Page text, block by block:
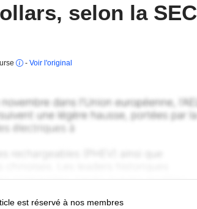
selon la SEC
- Voir l'original
est réservé à nos membres